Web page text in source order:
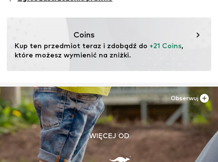
Coins
Kup ten przedmiot teraz i zdobądź do +21 Coins,
które możesz wymienić na zniżki.
WIĘCEJ OD
Obserwuj